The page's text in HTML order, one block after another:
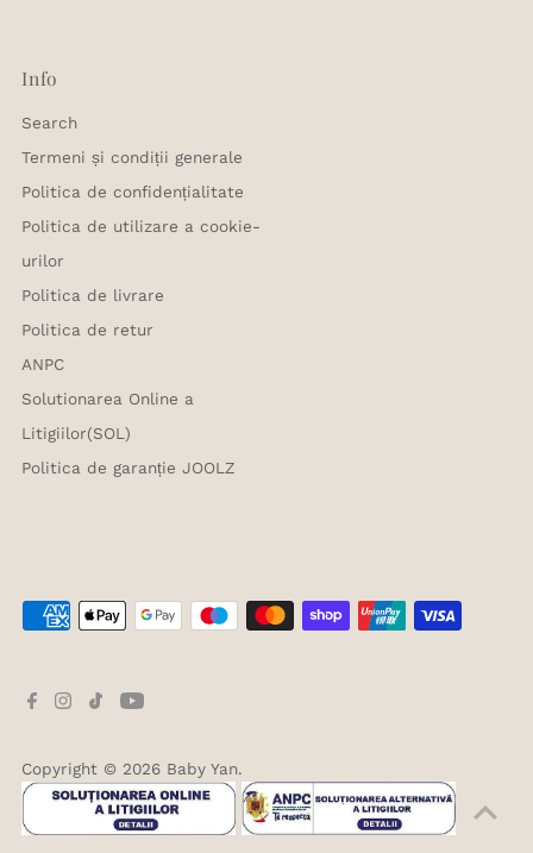
Info
Search
Termeni și condiții generale
Politica de confidențialitate
Politica de utilizare a cookie-
urilor
Politica de livrare
Politica de retur
ANPC
Solutionarea Online a
Litigiilor(SOL)
Politica de garanție JOOLZ
Copyright © 2026 Baby Yan.